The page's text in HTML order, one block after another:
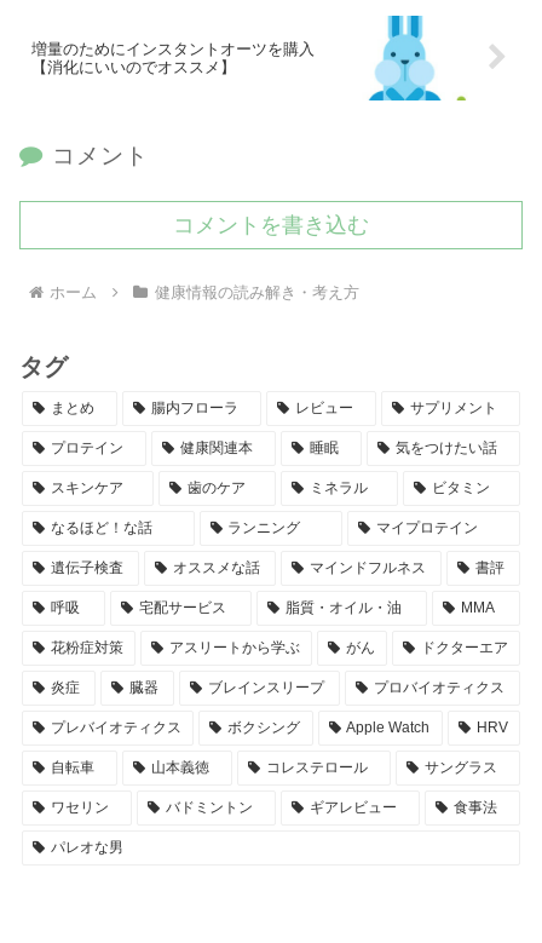
増量のためにインスタントオーツを購入
【消化にいいのでオススメ】
コメント
コメントを書き込む
ホーム 健康情報の読み解き・考え方
タグ
まとめ 腸内フローラ レビュー サプリメント
プロテイン 健康関連本 睡眠 気をつけたい話
スキンケア 歯のケア ミネラル ビタミン
なるほど！な話 ランニング マイプロテイン
遺伝子検査 オススメな話 マインドフルネス 書評
呼吸 宅配サービス 脂質・オイル・油 MMA
花粉症対策 アスリートから学ぶ がん ドクターエア
炎症 臓器 ブレインスリープ プロバイオティクス
プレバイオティクス ボクシング Apple Watch HRV
自転車 山本義徳 コレステロール サングラス
ワセリン バドミントン ギアレビュー 食事法
パレオな男